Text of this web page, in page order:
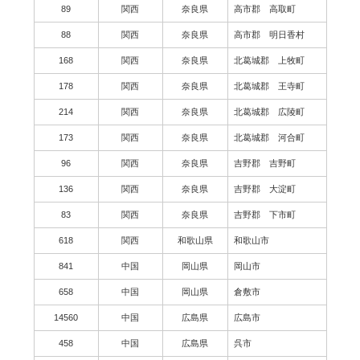
89 関西 奈良県 高市郡 高取町
88 関西 奈良県 高市郡 明日香村
168 関西 奈良県 北葛城郡 上牧町
178 関西 奈良県 北葛城郡 王寺町
214 関西 奈良県 北葛城郡 広陵町
173 関西 奈良県 北葛城郡 河合町
96 関西 奈良県 吉野郡 吉野町
136 関西 奈良県 吉野郡 大淀町
83 関西 奈良県 吉野郡 下市町
618 関西 和歌山県 和歌山市
841 中国 岡山県 岡山市
658 中国 岡山県 倉敷市
14560 中国 広島県 広島市
458 中国 広島県 呉市